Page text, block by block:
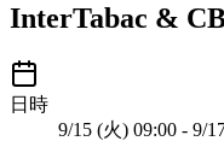
InterTabac &
日時
9/15 (火) 09:00 - 9/